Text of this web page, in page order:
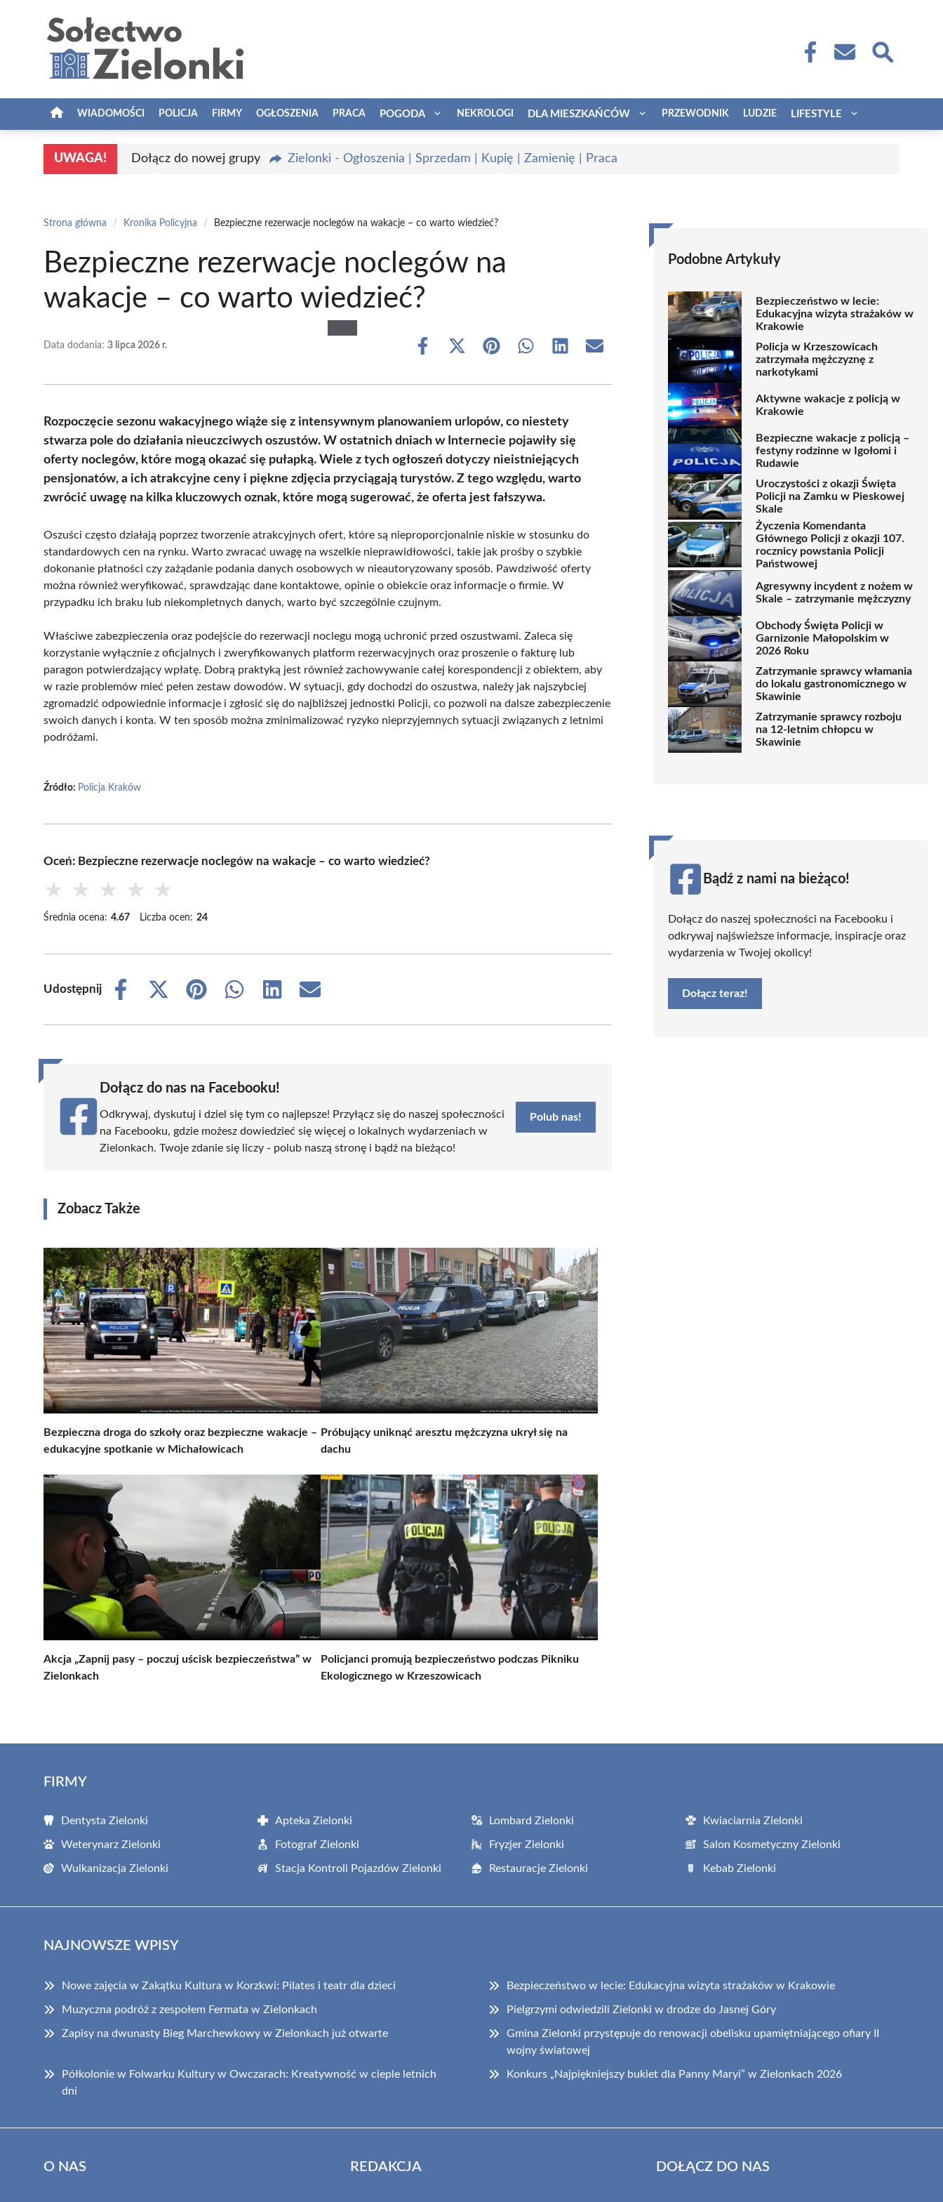
WIADOMOŚCI POLICJA FIRMY OGŁOSZENIA PRACA POGODA NEKROLOGI DLA MIESZKAŃCÓW PRZEWODNIK LUDZIE LIFESTYLE
UWAGA! Dołącz do nowej grupy Zielonki - Ogłoszenia | Sprzedam | Kupię | Zamienię | Praca
Strona główna / Kronika Policyjna / Bezpieczne rezerwacje noclegów na wakacje – co warto wiedzieć?
Bezpieczne rezerwacje noclegów na
wakacje – co warto wiedzieć?
Data dodania: 3 lipca 2026 r.
Share
Share
(Twitter)
Share Share Share Share
Rozpoczęcie sezonu wakacyjnego wiąże się z intensywnym planowaniem urlopów, co niestety
stwarza pole do działania nieuczciwych oszustów. W ostatnich dniach w Internecie pojawiły się
oferty noclegów, które mogą okazać się pułapką. Wiele z tych ogłoszeń dotyczy nieistniejących
pensjonatów, a ich atrakcyjne ceny i piękne zdjęcia przyciągają turystów. Z tego względu, warto
zwrócić uwagę na kilka kluczowych oznak, które mogą sugerować, że oferta jest fałszywa.
Oszuści często działają poprzez tworzenie atrakcyjnych ofert, które są nieproporcjonalnie niskie w stosunku do
standardowych cen na rynku. Warto zwracać uwagę na wszelkie nieprawidłowości, takie jak prośby o szybkie
dokonanie płatności czy zażądanie podania danych osobowych w nieautoryzowany sposób. Pawdziwość oferty
można również weryfikować, sprawdzając dane kontaktowe, opinie o obiekcie oraz informacje o firmie. W
przypadku ich braku lub niekompletnych danych, warto być szczególnie czujnym.
Właściwe zabezpieczenia oraz podejście do rezerwacji noclegu mogą uchronić przed oszustwami. Zaleca się
korzystanie wyłącznie z oficjalnych i zweryfikowanych platform rezerwacyjnych oraz proszenie o fakturę lub
paragon potwierdzający wpłatę. Dobrą praktyką jest również zachowywanie całej korespondencji z obiektem, aby
w razie problemów mieć pełen zestaw dowodów. W sytuacji, gdy dochodzi do oszustwa, należy jak najszybciej
zgromadzić odpowiednie informacje i zgłosić się do najbliższej jednostki Policji, co pozwoli na dalsze zabezpieczenie
swoich danych i konta. W ten sposób można zminimalizować ryzyko nieprzyjemnych sytuacji związanych z letnimi
podróżami.
Źródło: Policja Kraków
Oceń: Bezpieczne rezerwacje noclegów na wakacje – co warto wiedzieć?
★ ★ ★ ★ ★
Średnia ocena: 4.67 Liczba ocen: 24
Udostępnij
Share
Share
(Twitter)
Share
Share
Share
Share
Dołącz do nas na Facebooku!
Odkrywaj, dyskutuj i dziel się tym co najlepsze! Przyłącz się do naszej społeczności
na Facebooku, gdzie możesz dowiedzieć się więcej o lokalnych wydarzeniach w
Zielonkach. Twoje zdanie się liczy - polub naszą stronę i bądź na bieżąco!
Polub nas!
Zobacz Także
Bezpieczna droga do szkoły oraz bezpieczne wakacje –
edukacyjne spotkanie w Michałowicach
Próbujący uniknąć aresztu mężczyzna ukrył się na
dachu
Akcja „Zapnij pasy – poczuj uścisk bezpieczeństwa” w
Zielonkach
Policjanci promują bezpieczeństwo podczas Pikniku
Ekologicznego w Krzeszowicach
Podobne Artykuły
Bezpieczeństwo w lecie:
Edukacyjna wizyta strażaków w
Krakowie
Policja w Krzeszowicach
zatrzymała mężczyznę z
narkotykami
Aktywne wakacje z policją w
Krakowie
Bezpieczne wakacje z policją –
festyny rodzinne w Igołomi i
Rudawie
Uroczystości z okazji Święta
Policji na Zamku w Pieskowej
Skale
Życzenia Komendanta
Głównego Policji z okazji 107.
rocznicy powstania Policji
Państwowej
Agresywny incydent z nożem w
Skale – zatrzymanie mężczyzny
Obchody Święta Policji w
Garnizonie Małopolskim w
2026 Roku
Zatrzymanie sprawcy włamania
do lokalu gastronomicznego w
Skawinie
Zatrzymanie sprawcy rozboju
na 12-letnim chłopcu w
Skawinie
Bądź z nami na bieżąco!
Dołącz do naszej społeczności na Facebooku i
odkrywaj najświeższe informacje, inspiracje oraz
wydarzenia w Twojej okolicy!
Dołącz teraz!
FIRMY
Dentysta Zielonki Apteka Zielonki Lombard Zielonki Kwiaciarnia Zielonki
Weterynarz Zielonki Fotograf Zielonki Fryzjer Zielonki Salon Kosmetyczny Zielonki
Wulkanizacja Zielonki Stacja Kontroli Pojazdów Zielonki Restauracje Zielonki Kebab Zielonki
NAJNOWSZE WPISY
Nowe zajęcia w Zakątku Kultura w Korzkwi: Pilates i teatr dla dzieci Bezpieczeństwo w lecie: Edukacyjna wizyta strażaków w Krakowie
Muzyczna podróż z zespołem Fermata w Zielonkach Pielgrzymi odwiedzili Zielonki w drodze do Jasnej Góry
Zapisy na dwunasty Bieg Marchewkowy w Zielonkach już otwarte
Gmina Zielonki przystępuje do renowacji obelisku upamiętniającego ofiary II
wojny światowej
Półkolonie w Folwarku Kultury w Owczarach: Kreatywność w cieple letnich
dni
Konkurs „Najpiękniejszy bukiet dla Panny Maryi” w Zielonkach 2026
O NAS REDAKCJA DOŁĄCZ DO NAS